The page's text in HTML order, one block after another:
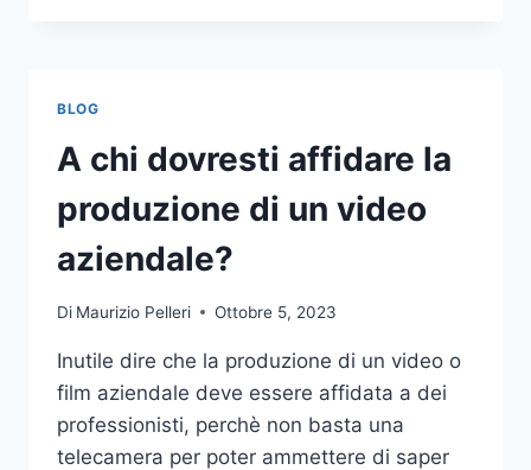
NELLE
SCOMMESSE
SPORTIVE
ONLINE
BLOG
A chi dovresti affidare la
produzione di un video
aziendale?
Di Maurizio Pelleri Ottobre 5, 2023
Inutile dire che la produzione di un video o
film aziendale deve essere affidata a dei
professionisti, perchè non basta una
telecamera per poter ammettere di saper